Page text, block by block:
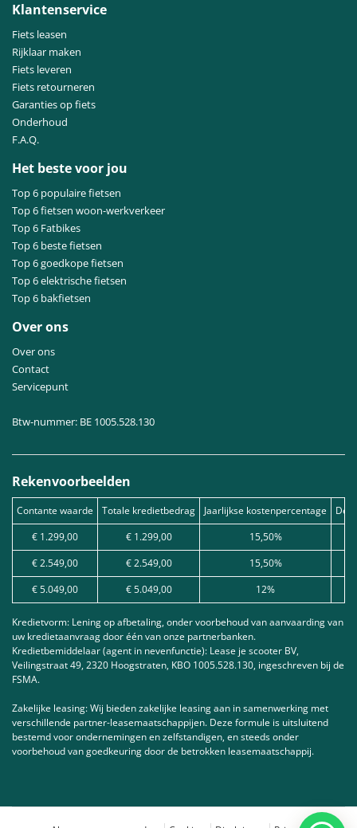
Klantenservice
Fiets leasen
Rijklaar maken
Fiets leveren
Fiets retourneren
Garanties op fiets
Onderhoud
F.A.Q.
Het beste voor jou
Top 6 populaire fietsen
Top 6 fietsen woon-werkverkeer
Top 6 Fatbikes
Top 6 beste fietsen
Top 6 goedkope fietsen
Top 6 elektrische fietsen
Top 6 bakfietsen
Over ons
Over ons
Contact
Servicepunt
Btw-nummer: BE 1005.528.130
Rekenvoorbeelden
Contante waarde Totale kredietbedrag Jaarlijkse kostenpercentage
€ 1.299,00
€ 1.299,00
15,50%
€ 2.549,00
€ 2.549,00
15,50%
€ 5.049,00
€ 5.049,00 12%
Kredietvorm: Lening op afbetaling, onder voorbehoud van aanvaarding van
uw kredietaanvraag door één van onze partnerbanken.
Kredietbemiddelaar (agent in nevenfunctie): Lease je scooter BV,
Veilingstraat 49, 2320 Hoogstraten, KBO 1005.528.130, ingeschreven bij de
FSMA.
Zakelijke leasing: Wij bieden zakelijke leasing aan in samenwerking met
verschillende partner-leasemaatschappijen. Deze formule is uitsluitend
bestemd voor ondernemingen en zelfstandigen, en steeds onder
voorbehoud van goedkeuring door de betrokken leasemaatschappij.